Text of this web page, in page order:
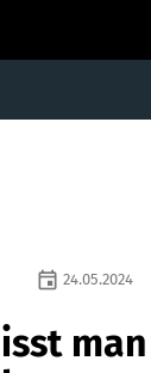
event 24.05.2024